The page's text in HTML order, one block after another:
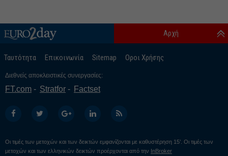
Ταυτότητα Επικοινωνία Sitemap Οροι Χρήσης
Αρχή
Διεθνείς αποκλειστικές συνεργασίες:
FT.com Stratfor Factset
Οι τιμές των μετοχών και των δεικτών εμφανίζονται με καθυστέρηση 15’. Οι τιμές των
μετοχών και των ελληνικών δεικτών προέρχονται από την InBroker